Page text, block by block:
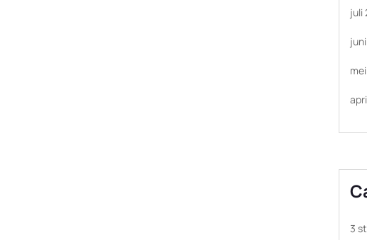
juli
3